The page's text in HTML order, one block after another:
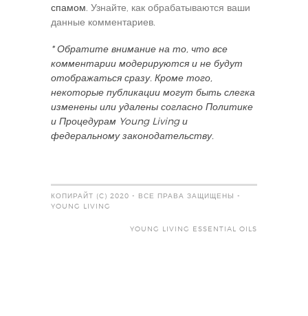
спамом. Узнайте, как обрабатываются ваши
данные комментариев.
* Обратите внимание на то, что все
комментарии модерируются и не будут
отображаться сразу. Кроме того,
некоторые публикации могут быть слегка
изменены или удалены согласно Политике
и Процедурам Young Living и
федеральному законодательству.
КОПИРАЙТ (C) 2020 - ВСЕ ПРАВА ЗАЩИЩЕНЫ -
YOUNG LIVING
YOUNG LIVING ESSENTIAL OILS